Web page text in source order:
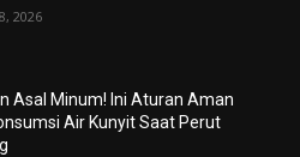
2026
Asal Minum! Ini Aturan Aman
Air Kunyit Saat Perut